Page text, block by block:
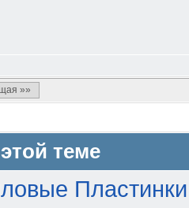
»»
теме
Пластинки